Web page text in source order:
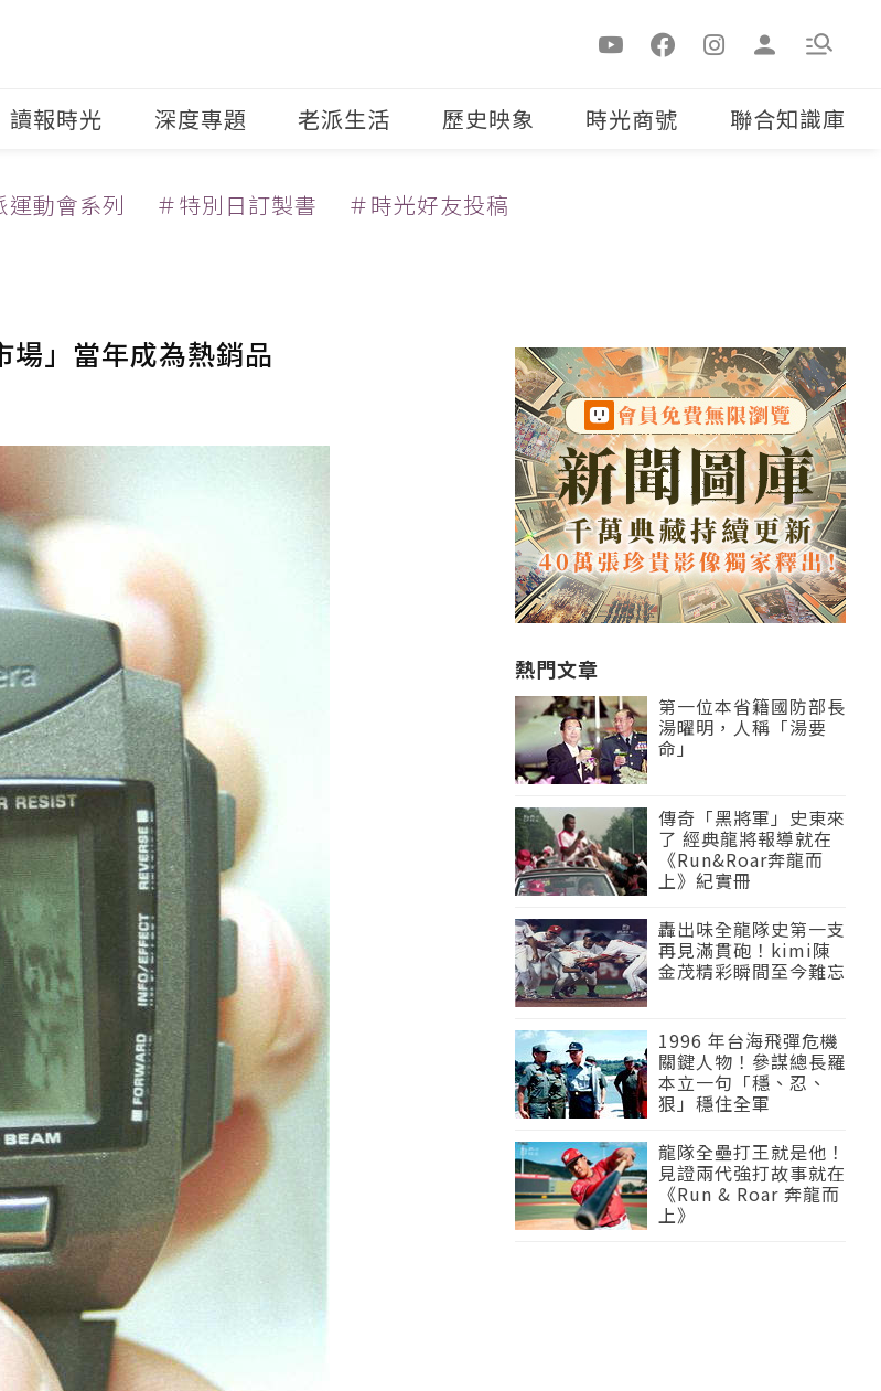
讀報時光 深度專題 老派生活 歷史映象 時光商號 聯合知識庫
運動會系列 ＃特別日訂製書 ＃時光好友投稿
」當年成為熱銷品
熱門文章
第一位本省籍國防部長
湯曜明，人稱「湯要
命」
傳奇「黑將軍」史東來
了 經典龍將報導就在
《Run&Roar奔龍而
上》紀實冊
轟出味全龍隊史第一支
再見滿貫砲！kimi陳
金茂精彩瞬間至今難忘
1996 年台海飛彈危機
關鍵人物！參謀總長羅
本立一句「穩、忍、
狠」穩住全軍
龍隊全壘打王就是他！
見證兩代強打故事就在
《Run & Roar 奔龍而
上》